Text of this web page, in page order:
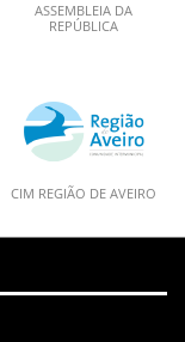
ASSEMBLEIA DA
REPÚBLICA
CIM REGIÃO DE AVEIRO